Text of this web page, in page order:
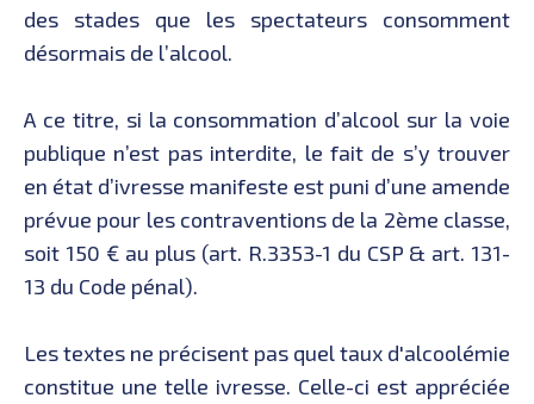
des stades que les spectateurs consomment
désormais de l’alcool.
A ce titre, si la consommation d’alcool sur la voie
publique n’est pas interdite, le fait de s’y trouver
en état d’ivresse manifeste est puni d’une amende
prévue pour les contraventions de la 2ème classe,
soit 150 € au plus (art. R.3353-1 du CSP & art. 131-
13 du Code pénal).
Les textes ne précisent pas quel taux d'alcoolémie
constitue une telle ivresse. Celle-ci est appréciée